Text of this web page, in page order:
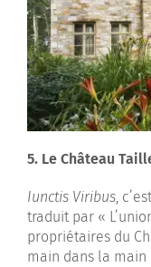
5. Le Château
Iunctis Viribus,
traduit par «
propriétaires du
main dans la